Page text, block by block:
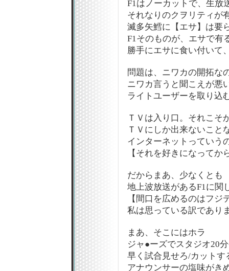
F1はノーカットで、生放
それなりのクヲリティが
滅多矢鱈に【エサ】は要
F1そのものが、エサで有
勝手にエサに食い付いて
問題は、ニワカの開拓な
ニワカ言うと聞こえが悪
ライトユーザーを取り込
ＴＶは入り口。それこそ
ＴＶにしか出来ないこと
インターネットっていう
【それを好きになってか
だからまあ、少なくとも
地上波放送があるF1に関
【間口を広めるのはフジ
私は思っている訳であり
まあ、そこにはホラ
ジャ●ーズでスタジオ20
早く試合見せろ/カットす
アナウンサーの塩味がき